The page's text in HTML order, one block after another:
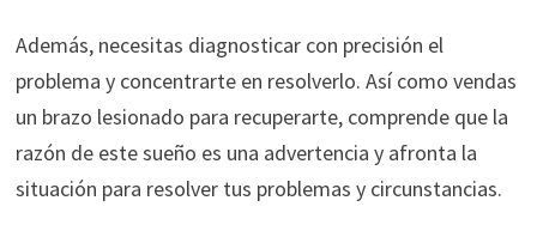
Además, necesitas diagnosticar con precisión el
problema y concentrarte en resolverlo. Así como vendas
un brazo lesionado para recuperarte, comprende que la
razón de este sueño es una advertencia y afronta la
situación para resolver tus problemas y circunstancias.